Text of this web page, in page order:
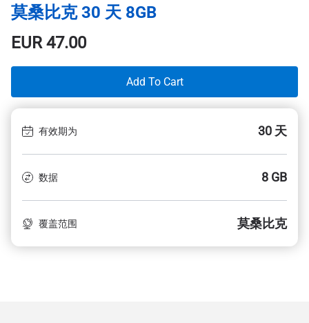
莫桑比克 30 天 8GB
EUR47.00
Add To Cart
有效期为 30 天
数据 8 GB
覆盖范围 莫桑比克